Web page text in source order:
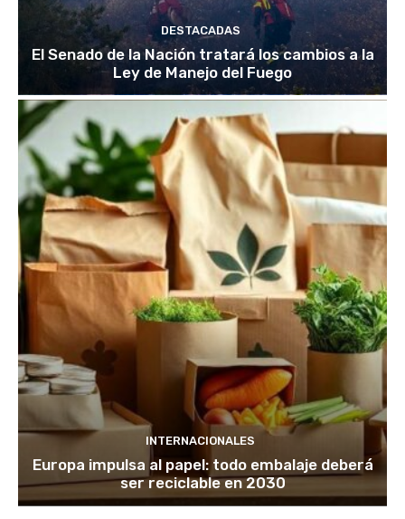
DESTACADAS
El Senado de la Nación tratará los cambios a la
Ley de Manejo del Fuego
INTERNACIONALES
Europa impulsa al papel: todo embalaje deberá
ser reciclable en 2030